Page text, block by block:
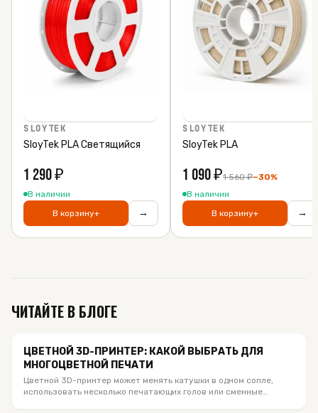
SLOYTEK
SloyTek PLA Светящийся
1 290₽
В наличии
В корзину+ →
SLOYTEK
SloyTek PLA
1 090₽1 560₽−30%
В наличии
В корзину+ →
ЧИТАЙТЕ В БЛОГЕ
ЦВЕТНОЙ 3D-ПРИНТЕР: КАКОЙ ВЫБРАТЬ ДЛЯ
МНОГОЦВЕТНОЙ ПЕЧАТИ
Цветной 3D-принтер может менять катушки в одном сопле,
использовать несколько печатающих голов или сменные